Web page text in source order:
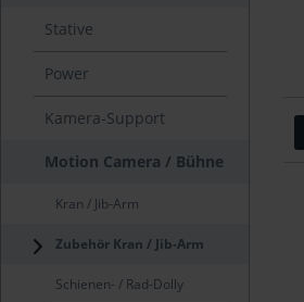
Stative
Power
Kamera-Support
Motion Camera / Bühne
Kran / Jib-Arm
Zubehör Kran / Jib-Arm
Schienen- / Rad-Dolly